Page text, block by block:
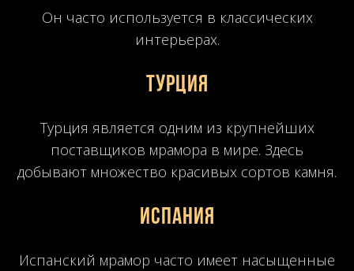
Он часто используется в классических
интерьерах.
Турция
Турция является одним из крупнейших
поставщиков мрамора в мире. Здесь
добывают множество красивых сортов камня.
Испания
Испанский мрамор часто имеет насыщенные